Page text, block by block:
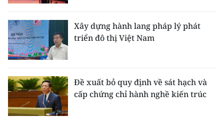
Xây dựng hành lang pháp lý phát
triển đô thị Việt Nam
Đề xuất bỏ quy định về sát hạch và
cấp chứng chỉ hành nghề kiến trúc